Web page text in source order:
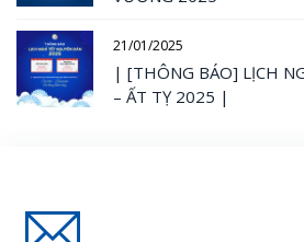
21/01/2025
| [THÔNG BÁO] LỊCH
– ẤT TỴ 2025 |